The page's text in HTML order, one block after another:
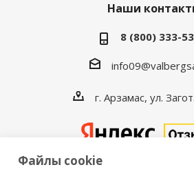
Наши
8 (800) 333-
г. Арзамас, ул.
Файлы cookie